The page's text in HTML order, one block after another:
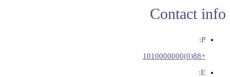
Contact info
P:
+88(0)1010000000
E: